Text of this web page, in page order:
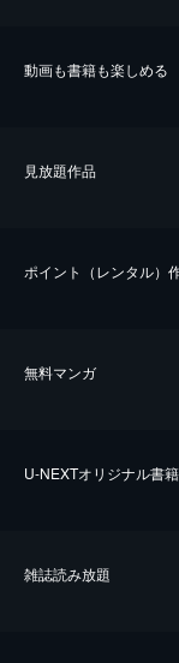
動画も書籍も楽しめる
⾒放題作品
ポイント（レンタル）
無料マンガ
U-NEXTオリジナル書
雑誌読み放題